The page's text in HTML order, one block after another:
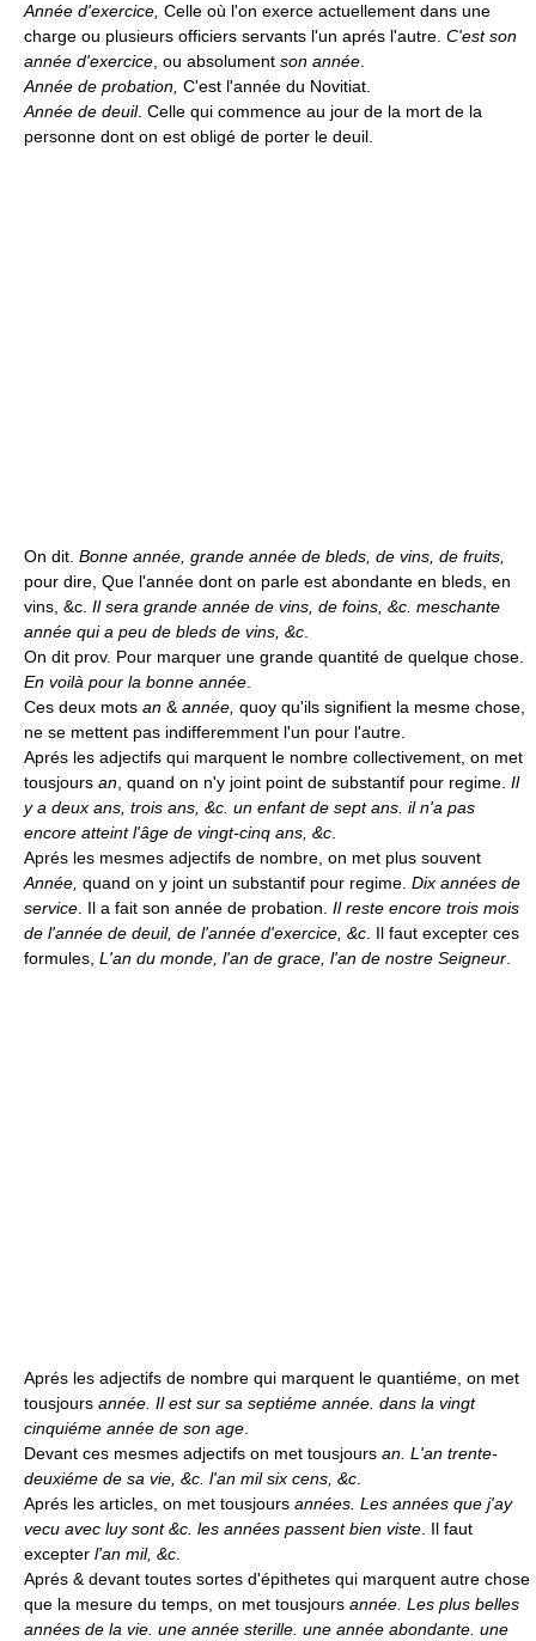
Année d'exercice, Celle où l'on exerce actuellement dans une
charge ou plusieurs officiers servants l'un aprés l'autre. C'est son
année d'exercice , ou absolument son année
Année de probation, C'est l'année du Novitiat.
Année de deuil. Celle qui commence au jour de la mort de la
personne dont on est obligé de porter le deuil.
On dit. Bonne année, grande année de bleds, de vins, de fruits,
pour dire, Que l'année dont on parle est abondante en bleds, en
vins, &c. Il sera grande année de vins, de foins, &c. meschante
année qui a peu de bleds de vins, &c
On dit prov. Pour marquer une grande quantité de quelque chose.
En voilà pour la bonne année
Ces deux mots an & année, quoy qu'ils signifient la mesme chose,
ne se mettent pas indifferemment l'un pour l'autre.
Aprés les adjectifs qui marquent le nombre collectivement, on met
tousjours an , quand on n'y joint point de substantif pour regime. Il
y a deux ans, trois ans, &c. un enfant de sept ans. il n'a pas
encore atteint l'âge de vingt-cinq ans, &c
Aprés les mesmes adjectifs de nombre, on met plus souvent
Année, quand on y joint un substantif pour regime. Dix années de
service . Il a fait son année de probation. Il reste encore trois mois
de l'année de deuil, de l'année d'exercice, &c . Il faut excepter ces
formules, L'an du monde, l'an de grace, l'an de nostre Seigneur
Aprés les adjectifs de nombre qui marquent le quantiéme, on met
tousjours année. Il est sur sa septiéme année. dans la vingt
cinquiéme année de son age
Devant ces mesmes adjectifs on met tousjours an. L'an trente-
deuxiéme de sa vie, &c. l'an mil six cens, &c
Aprés les articles, on met tousjours années. Les années que j'ay
vecu avec luy sont &c. les années passent bien viste . Il faut
excepter l'an mil, &c
Aprés & devant toutes sortes d'épithetes qui marquent autre chose
que la mesure du temps, on met tousjours année. Les plus belles
années de la vie. une année sterille. une année abondante. une